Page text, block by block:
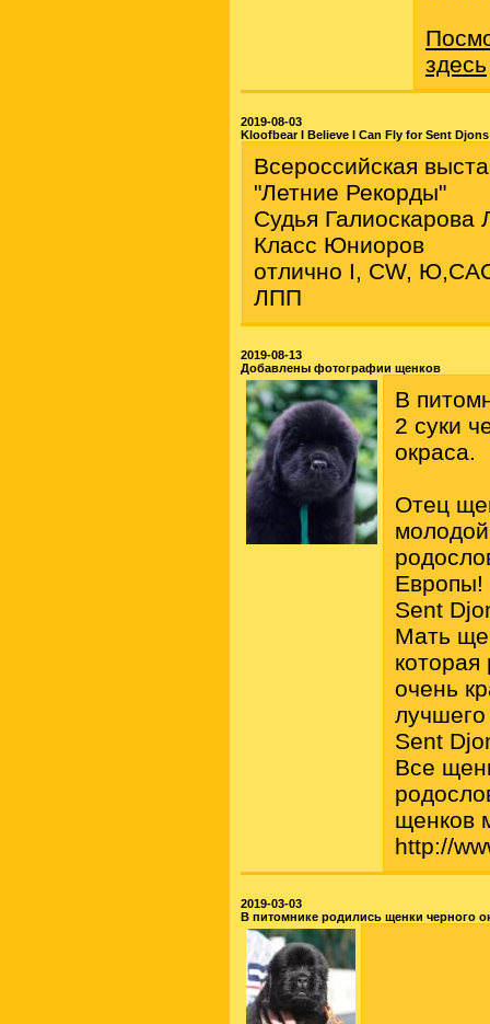
здесь
2019-08-03
Kloofbear I Believe I Can Fly for Sent Djons
Всероссийская
"Летние Рекорды"
Судья Галиоскарова
Класс Юниоров
отлично I, СW,
ЛПП
2019-08-13
Добавлены фотографии щенков
В
2 суки
окраса.
Отец
Европы!
Sent
Мать
очень
Sent
Все
щенков
http://
2019-03-03
В питомнике родились щенки черного